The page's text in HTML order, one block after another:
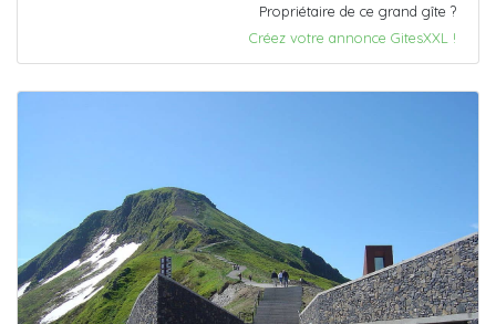
Propriétaire de ce grand gîte ?
Créez votre annonce GitesXXL !